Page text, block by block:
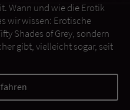
Wann und wie die Erotik
wir wissen: Erotische
Shades of Grey, sondern
gibt, vielleicht sogar, seit